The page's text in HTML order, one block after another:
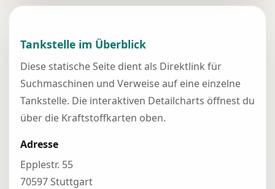
Tankstelle im Überblick
Diese statische Seite dient als Direktlink für
Suchmaschinen und Verweise auf eine einzelne
Tankstelle. Die interaktiven Detailcharts öffnest du
über die Kraftstoffkarten oben.
Adresse
Epplestr. 55
70597 Stuttgart